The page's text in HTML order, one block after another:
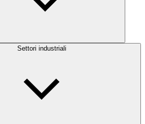
Settori industriali